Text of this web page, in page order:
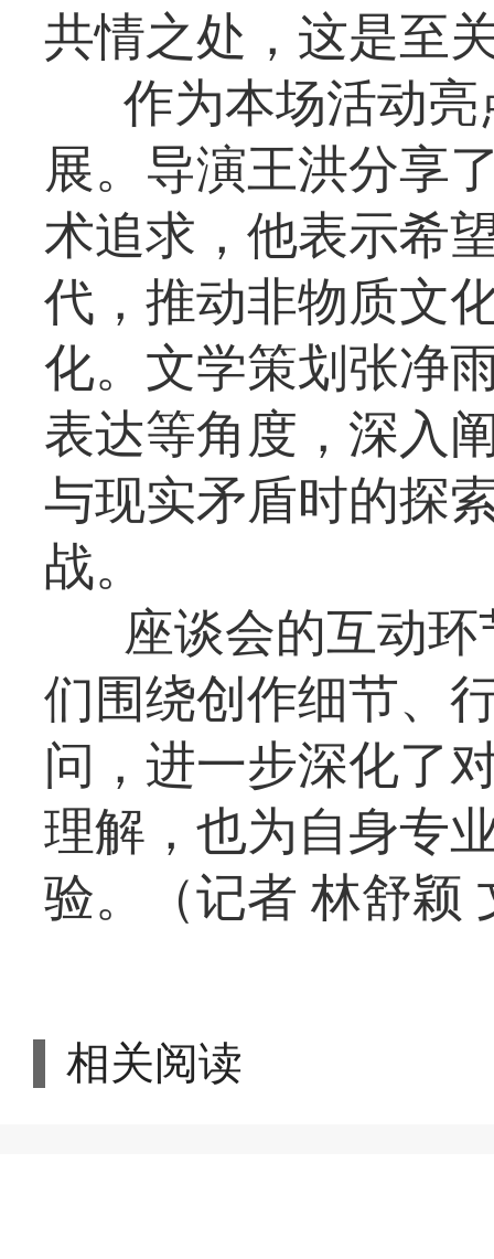
共情之处，这是至
作为本场活动
展。导演王洪分享
术追求，他表示希
代，推动非物质文
化。文学策划张净
表达等角度，深入
与现实矛盾时的探
战。
座谈会的互动
们围绕创作细节、
问，进一步深化了
理解，也为自身专
验。（记者 林舒颖
相关阅读